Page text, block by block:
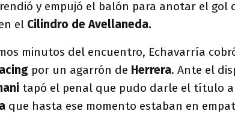
y empujó el balón para anotar el gol
el Cilindro de Avellaneda.
minutos del encuentro, Echavarría
por un agarrón de Herrera. Ante el
tapó el penal que pudo darle el título a
que hasta ese momento estaban en